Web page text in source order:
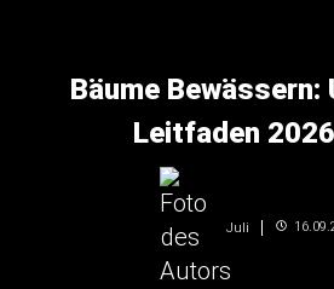
Bäume
Leitfaden
Juli